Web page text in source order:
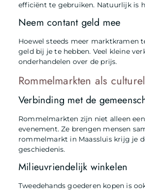
efficiënt te gebruiken. Natuurlijk is
Neem contant geld mee
Hoewel steeds meer marktkramen
geld bij je te hebben. Veel kleine
onderhandelen over de prijs.
Rommelmarkten als
Verbinding met de
Rommelmarkten zijn niet alleen
evenement. Ze brengen mensen
rommelmarkt in Maassluis krijg je
geschiedenis.
Milieuvriendelijk winkelen
Tweedehands goederen kopen is